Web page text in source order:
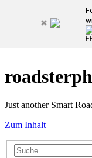
Just another Smart
Zum Inhalt